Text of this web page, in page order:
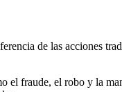
de las acciones
el fraude, el robo y la